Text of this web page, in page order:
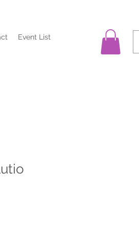
Event List